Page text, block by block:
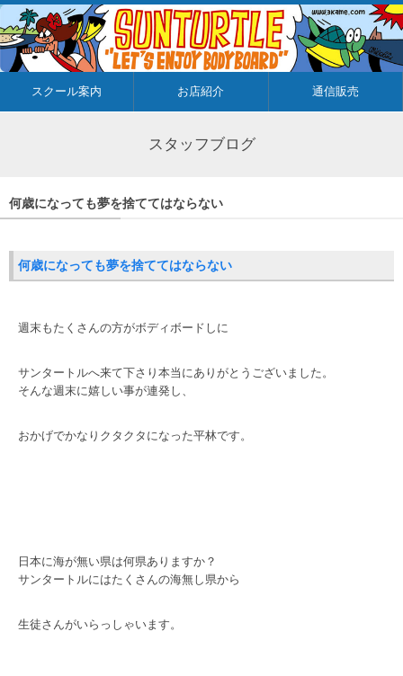
スクール案内 お店紹介 通信販売
スタッフブログ
何歳になっても夢を捨ててはならない
何歳になっても夢を捨ててはならない
週末もたくさんの方がボディボードしに
サンタートルへ来て下さり本当にありがとうございました。
そんな週末に嬉しい事が連発し、
おかげでかなりクタクタになった平林です。
日本に海が無い県は何県ありますか？
サンタートルにはたくさんの海無し県から
生徒さんがいらっしゃいます。